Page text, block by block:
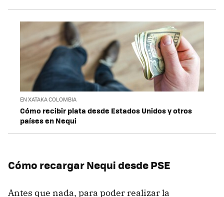
EN XATAKA COLOMBIA
Cómo recibir plata desde Estados Unidos y otros
países en Nequi
Cómo recargar Nequi desde PSE
Antes que nada, para poder realizar la